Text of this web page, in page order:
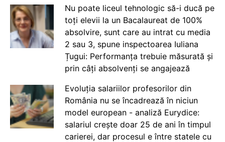
Nu poate liceul tehnologic să-i ducă pe
toți elevii la un Bacalaureat de 100%
absolvire, sunt care au intrat cu media
2 sau 3, spune inspectoarea Iuliana
Țugui: Performanța trebuie măsurată și
prin câți absolvenți se angajează
Evoluția salariilor profesorilor din
România nu se încadrează în niciun
model european - analiză Eurydice:
salariul crește doar 25 de ani în timpul
carierei, dar procesul e între statele cu